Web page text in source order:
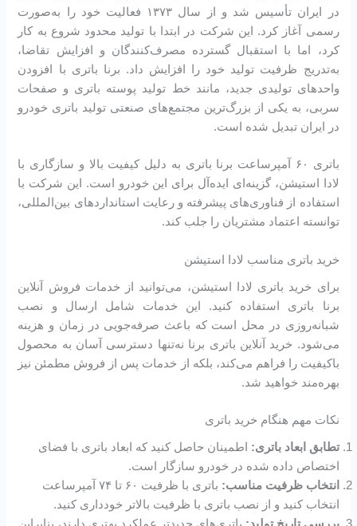
در ایران تأسیس شد و از سال ۱۳۷۳ فعالیت خود را به‌صورت
رسمی آغاز کرد. این شرکت در ابتدا با تولید محدود شروع به کار
کرد، اما با استقبال گسترده مصرف‌کنندگان و افزایش تقاضا،
به‌تدریج ظرفیت تولید خود را افزایش داد. برنا باتری با افزودن
واحدهای تولیدی جدید، مانند خط تولید پوسته باتری و صفحات
سربی، به یکی از بزرگ‌ترین مجتمع‌های صنعتی تولید باتری خودرو
در ایران تبدیل شده است.
باتری ۶۰ آمپرساعت برنا باتری به دلیل کیفیت بالا و سازگاری با
لادا استیشن، گزینه‌ای ایده‌آل برای این خودرو است. این شرکت با
استفاده از فناوری‌های پیشرفته و رعایت استانداردهای بین‌المللی،
توانسته اعتماد مشتریان را جلب کند.
خرید باتری مناسب لادا استیشن
برای خرید باتری لادا استیشن، می‌توانید از خدمات فروش آنلاین
برنا باتری استفاده کنید. این خدمات شامل ارسال و نصب
شبانه‌روزی در محل است که باعث صرفه‌جویی در زمان و هزینه
می‌شود. خرید آنلاین باتری برنا نه‌تنها دسترسی آسان به محصول
باکیفیت را فراهم می‌کند، بلکه از خدمات پس از فروش مطمئن نیز
بهره‌مند خواهید شد.
نکات مهم هنگام خرید باتری
تطابق ابعاد باتری: اطمینان حاصل کنید که ابعاد باتری با فضای
اختصاص داده شده در خودرو سازگار است.
انتخاب ظرفیت مناسب:
باتری با ظرفیت ۶۰ تا ۷۴ آمپرساعت
انتخاب کنید و از نصب باتری با ظرفیت بالاتر خودداری کنید.